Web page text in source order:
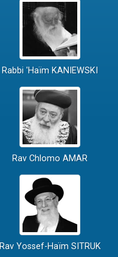
Rabbi 'Haïm KANIEWSKI
Rav Chlomo AMAR
Rav Yossef-Haïm SITRUK